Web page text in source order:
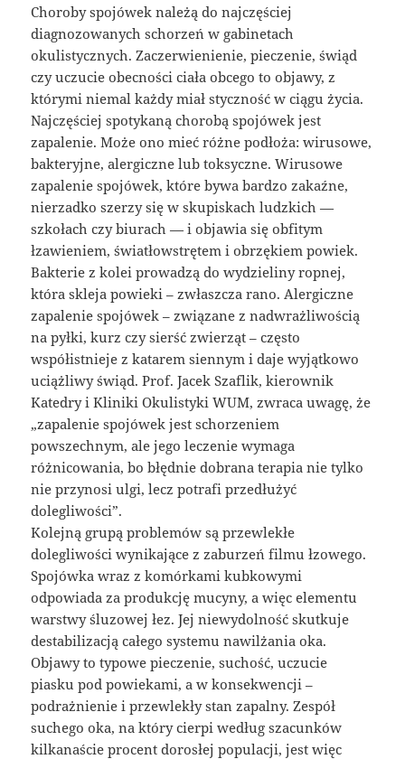
Choroby spojówek należą do najczęściej
diagnozowanych schorzeń w gabinetach
okulistycznych. Zaczerwienienie, pieczenie, świąd
czy uczucie obecności ciała obcego to objawy, z
którymi niemal każdy miał styczność w ciągu życia.
Najczęściej spotykaną chorobą spojówek jest
zapalenie. Może ono mieć różne podłoża: wirusowe,
bakteryjne, alergiczne lub toksyczne. Wirusowe
zapalenie spojówek, które bywa bardzo zakaźne,
nierzadko szerzy się w skupiskach ludzkich —
szkołach czy biurach — i objawia się obfitym
łzawieniem, światłowstrętem i obrzękiem powiek.
Bakterie z kolei prowadzą do wydzieliny ropnej,
która skleja powieki – zwłaszcza rano. Alergiczne
zapalenie spojówek – związane z nadwrażliwością
na pyłki, kurz czy sierść zwierząt – często
współistnieje z katarem siennym i daje wyjątkowo
uciążliwy świąd. Prof. Jacek Szaflik, kierownik
Katedry i Kliniki Okulistyki WUM, zwraca uwagę, że
„zapalenie spojówek jest schorzeniem
powszechnym, ale jego leczenie wymaga
różnicowania, bo błędnie dobrana terapia nie tylko
nie przynosi ulgi, lecz potrafi przedłużyć
dolegliwości”.
Kolejną grupą problemów są przewlekłe
dolegliwości wynikające z zaburzeń filmu łzowego.
Spojówka wraz z komórkami kubkowymi
odpowiada za produkcję mucyny, a więc elementu
warstwy śluzowej łez. Jej niewydolność skutkuje
destabilizacją całego systemu nawilżania oka.
Objawy to typowe pieczenie, suchość, uczucie
piasku pod powiekami, a w konsekwencji –
podrażnienie i przewlekły stan zapalny. Zespół
suchego oka, na który cierpi według szacunków
kilkanaście procent dorosłej populacji, jest więc